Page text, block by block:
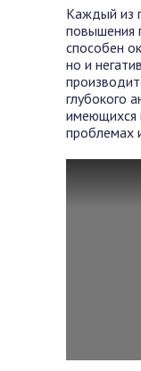
Каждый из
повышения
способен
но и
глубокого
имеющихся
проблемах